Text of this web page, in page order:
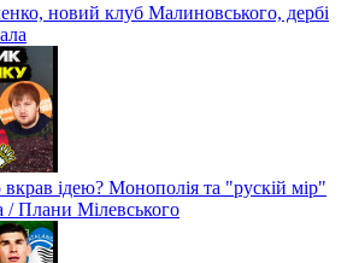
новий клуб Малиновського, дербі
ідею? Монополія та "рускій мір"
Плани Мілевського